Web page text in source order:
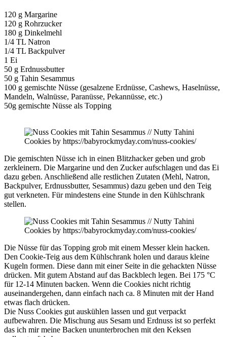
120 g Margarine
120 g Rohrzucker
180 g Dinkelmehl
1/4 TL Natron
1/4 TL Backpulver
1 Ei
50 g Erdnussbutter
50 g Tahin Sesammus
100 g gemischte Nüsse (gesalzene Erdnüsse, Cashews, Haselnüsse,
Mandeln, Walnüsse, Paranüsse, Pekannüsse, etc.)
50g gemischte Nüsse als Topping
Die gemischten Nüsse ich in einen Blitzhacker geben und grob
zerkleinern. Die Margarine und den Zucker aufschlagen und das Ei
dazu geben. Anschließend alle restlichen Zutaten (Mehl, Natron,
Backpulver, Erdnussbutter, Sesammus) dazu geben und den Teig
gut verkneten. Für mindestens eine Stunde in den Kühlschrank
stellen.
Die Nüsse für das Topping grob mit einem Messer klein hacken.
Den Cookie-Teig aus dem Kühlschrank holen und daraus kleine
Kugeln formen. Diese dann mit einer Seite in die gehackten Nüsse
drücken. Mit gutem Abstand auf das Backblech legen. Bei 175 °C
für 12-14 Minuten backen. Wenn die Cookies nicht richtig
auseinandergehen, dann einfach nach ca. 8 Minuten mit der Hand
etwas flach drücken.
Die Nuss Cookies gut auskühlen lassen und gut verpackt
aufbewahren. Die Mischung aus Sesam und Erdnuss ist so perfekt
das ich mir meine Backen ununterbrochen mit den Keksen